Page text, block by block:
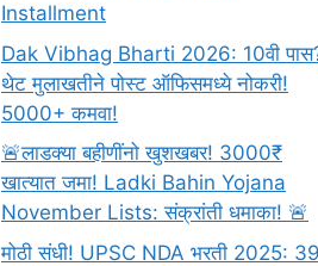
Installment
Dak Vibhag Bharti 2026: 10वी
थेट मुलाखतीने पोस्ट ऑफिसमध्ये नोकरी!
5000+ कमवा!
🚨लाडक्या बहीणींनो खुशखबर! 3000₹
खात्यात जमा! Ladki Bahin Yojana
November Lists: संक्रांती धमाका! 🚨
मोठी संधी! UPSC NDA भरती 2025: